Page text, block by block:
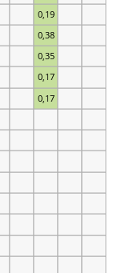
0,17
0,17
0,35
0,38
0,19